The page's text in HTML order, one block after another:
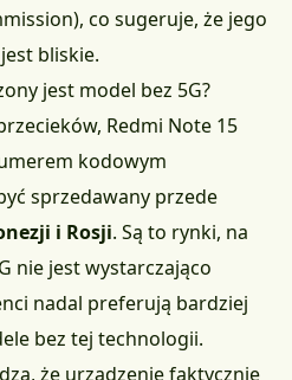
co sugeruje, że jego
bliskie.
jest model bez 5G?
Redmi Note 15
kodowym
sprzedawany przede
i Rosji. Są to rynki, na
nie jest wystarczająco
nadal preferują bardziej
bez tej technologii.
że urządzenie faktycznie